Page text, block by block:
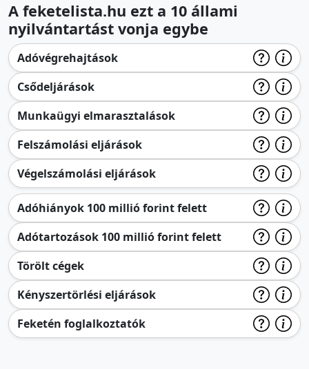
A feketelista.hu ezt a 10 állami
nyilvántartást vonja egybe
Adóvégrehajtások
Csődeljárások
Munkaügyi elmarasztalások
Felszámolási eljárások
Végelszámolási eljárások
Adóhiányok 100 millió forint felett
Adótartozások 100 millió forint felett
Törölt cégek
Kényszertörlési eljárások
Feketén foglalkoztatók